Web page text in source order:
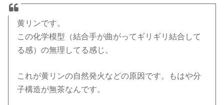
黄リンです。
この化学模型（結合手が曲がってギリギリ結合して
る感）の無理してる感じ。
これが黄リンの自然発火などの原因です。もはや分
子構造が無茶なんです。